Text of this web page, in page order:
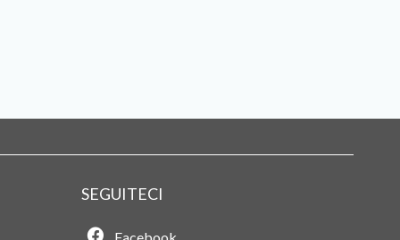
SEGUITECI
Facebook